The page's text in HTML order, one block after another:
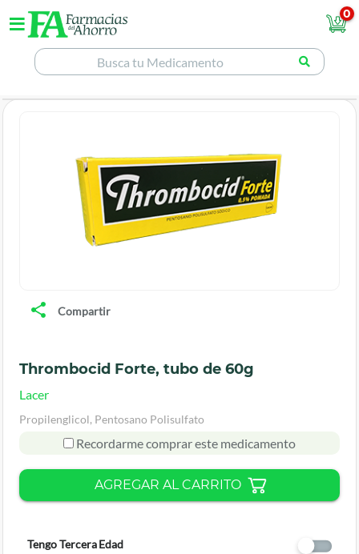
0
Compartir
Thrombocid Forte, tubo de 60g
Lacer
Propilenglicol, Pentosano Polisulfato
Recordarme comprar este medicamento
AGREGAR AL CARRITO
Tengo Tercera Edad